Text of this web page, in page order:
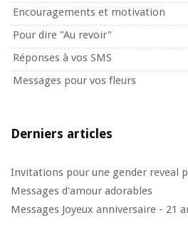
Encouragements et motivation
Pour dire "Au revoir"
Réponses à vos SMS
Messages pour vos fleurs
Derniers articles
Invitations pour une gender reveal
Messages d'amour adorables
Messages Joyeux anniversaire - 21